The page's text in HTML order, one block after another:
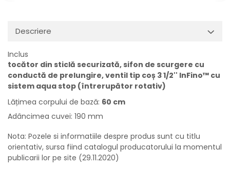
Descriere
Inclus
tocător din sticlă securizată, sifon de scurgere cu
conductă de prelungire, ventil tip coș 3 1/2'' InFino™ cu
sistem aqua stop (întrerupător rotativ)
Lățimea corpului de bază: 60 cm
Adâncimea cuvei: 190 mm
Nota: Pozele si informatiile despre produs sunt cu titlu
orientativ, sursa fiind catalogul producatorului la momentul
publicarii lor pe site (29.11.2020)